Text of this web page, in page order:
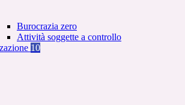
Burocrazia zero
Attività soggette a controllo
10